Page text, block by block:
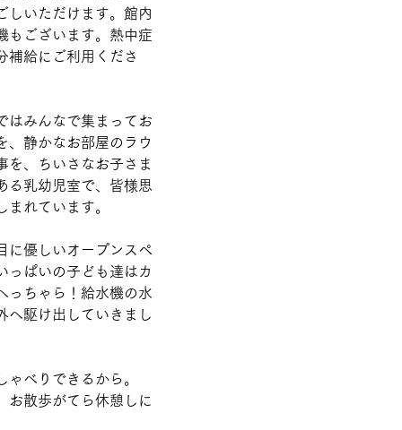
しいただけます。館内
もございます。熱中症
補給にご利用くださ
はみんなで集まってお
、静かなお部屋のラウ
を、ちいさなお子さま
る乳幼児室で、皆様思
まれています。
に優しいオープンスペ
っぱいの子ども達はカ
っちゃら！給水機の水
へ駆け出していきまし
べりできるから。
お散歩がてら休憩しに